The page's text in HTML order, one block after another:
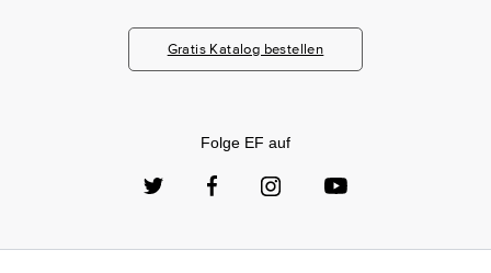
Gratis Katalog bestellen
Folge EF auf